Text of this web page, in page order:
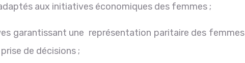
aux initiatives économiques des femmes ;
une représentation paritaire des femmes
de décisions ;